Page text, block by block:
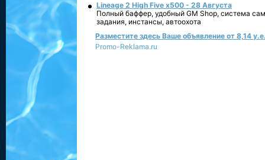
Lineage 2 High Five x500 - 28 Августа
Полный баффер, удобный GM Shop, система
задания, инстансы, автоохота
Разместите здесь Ваше объявление от 8,14
Promo-Reklama.ru